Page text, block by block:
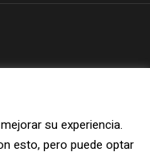
/ Todos los
su experiencia.
esto, pero puede optar